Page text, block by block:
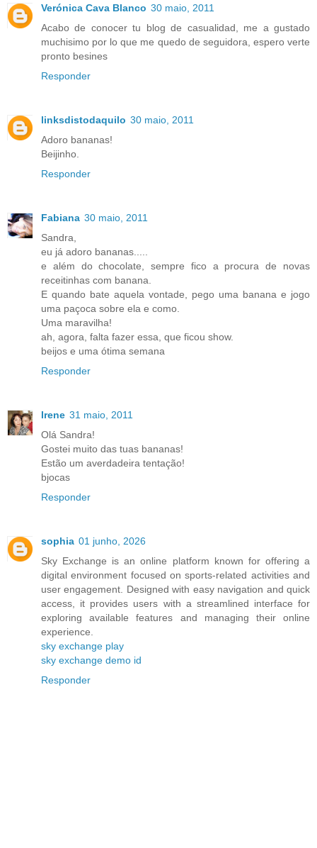
Verónica Cava Blanco 30 maio, 2011
Acabo de conocer tu blog de casualidad, me a gustado
muchisimo por lo que me quedo de seguidora, espero verte
pronto besines
Responder
linksdistodaquilo 30 maio, 2011
Adoro bananas!
Beijinho.
Responder
Fabiana 30 maio, 2011
Sandra,
eu já adoro bananas.....
e além do chocolate, sempre fico a procura de novas
receitinhas com banana.
E quando bate aquela vontade, pego uma banana e jogo
uma paçoca sobre ela e como.
Uma maravilha!
ah, agora, falta fazer essa, que ficou show.
beijos e uma ótima semana
Responder
Irene 31 maio, 2011
Olá Sandra!
Gostei muito das tuas bananas!
Estão um averdadeira tentação!
bjocas
Responder
sophia 01 junho, 2026
Sky Exchange is an online platform known for offering a
digital environment focused on sports-related activities and
user engagement. Designed with easy navigation and quick
access, it provides users with a streamlined interface for
exploring available features and managing their online
experience.
sky exchange play
sky exchange demo id
Responder